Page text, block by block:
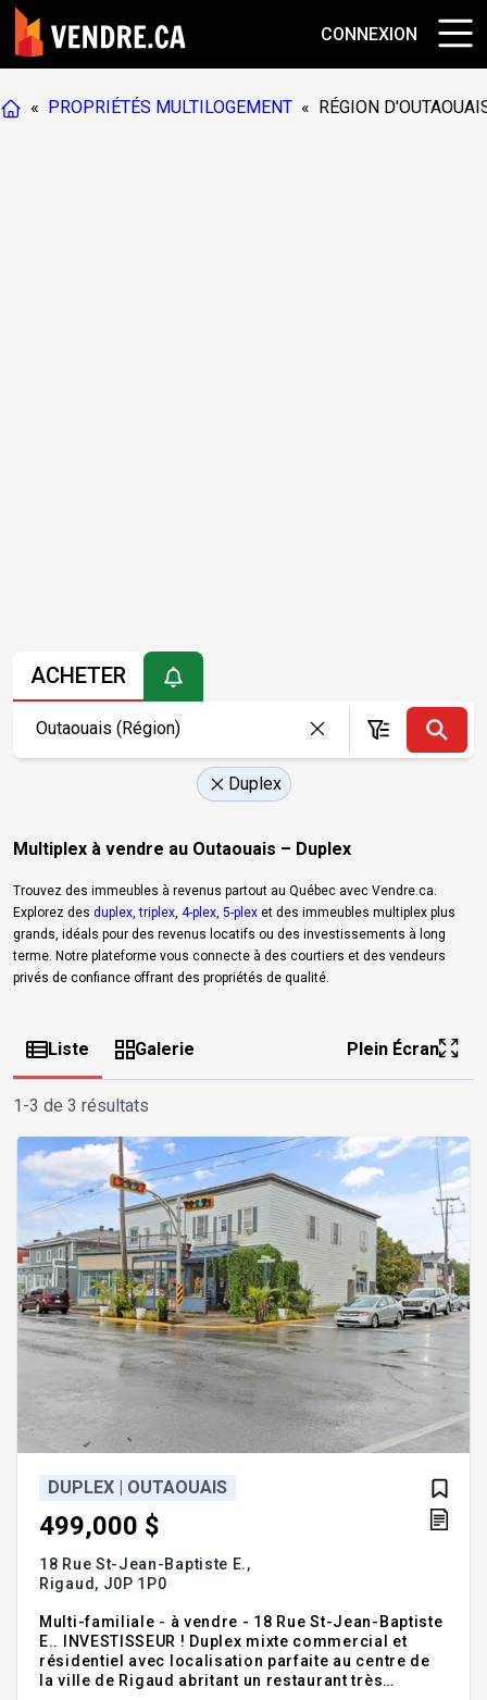
CONNEXION
« PROPRIÉTÉS MULTILOGEMENT « RÉGION
ACHETER
Duplex
Multiplex à vendre au Outaouais – Duplex
Trouvez des immeubles à revenus partout au Québec avec Vendre.ca.
Explorez des duplex ,triplex 4-plex 5-plex et des immeubles multiplex plus
grands, idéals pour des revenus locatifs ou des investissements à long
terme. Notre plateforme vous connecte à des courtiers et des vendeurs
privés de confiance offrant des propriétés de qualité.
Liste Galerie Plein Écran
1-3 de 3 résultats
DUPLEX | OUTAOUAIS
499,000 $
18 Rue St-Jean-Baptiste E.,
Rigaud, J0P 1P0
Multi-familiale - à vendre - 18 Rue St-Jean-Baptiste
E.. INVESTISSEUR ! Duplex mixte commercial et
résidentiel avec localisation parfaite au centre de
la ville de Rigaud abritant un restaurant très